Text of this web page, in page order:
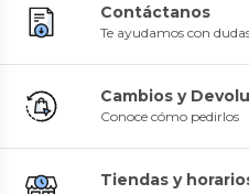
Contáctanos
Te ayudamos con
Cambios y
Conoce cómo pedirlos
Tiendas y